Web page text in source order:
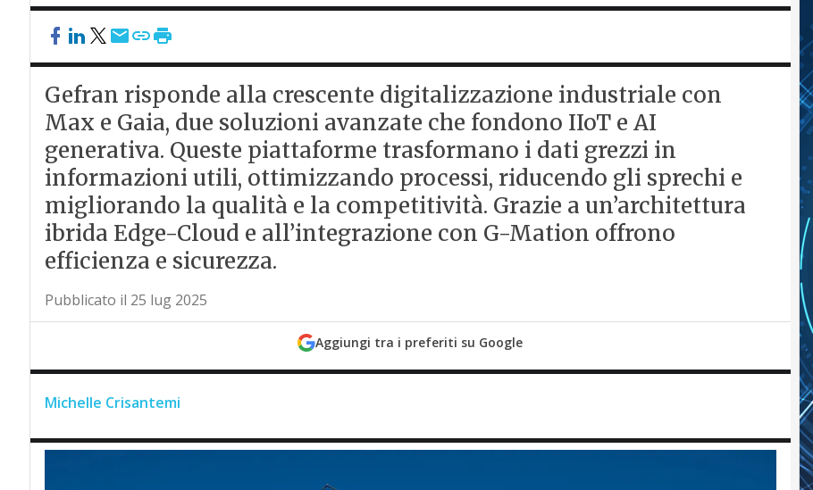
Gefran risponde alla crescente digitalizzazione industriale con
Max e Gaia, due soluzioni avanzate che fondono IIoT e AI
generativa. Queste piattaforme trasformano i dati grezzi in
informazioni utili, ottimizzando processi, riducendo gli sprechi e
migliorando la qualità e la competitività. Grazie a un’architettura
ibrida Edge-Cloud e all’integrazione con G-Mation offrono
efficienza e sicurezza.
Pubblicato il 25 lug 2025
Aggiungi tra i preferiti su Google
Michelle Crisantemi